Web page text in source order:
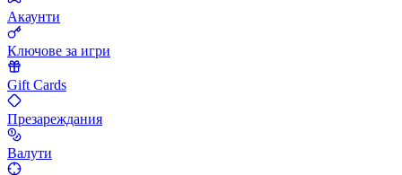
Акаунти
Ключове за игри
Gift Cards
Презареждания
Валути